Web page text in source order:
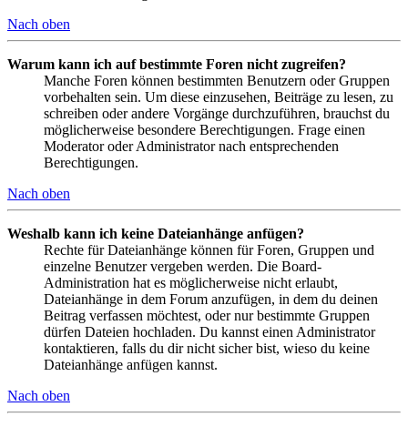
Nach oben
Warum kann ich auf bestimmte Foren nicht zugreifen?
Manche Foren können bestimmten Benutzern oder Gruppen
vorbehalten sein. Um diese einzusehen, Beiträge zu lesen, zu
schreiben oder andere Vorgänge durchzuführen, brauchst du
möglicherweise besondere Berechtigungen. Frage einen
Moderator oder Administrator nach entsprechenden
Berechtigungen.
Nach oben
Weshalb kann ich keine Dateianhänge anfügen?
Rechte für Dateianhänge können für Foren, Gruppen und
einzelne Benutzer vergeben werden. Die Board-
Administration hat es möglicherweise nicht erlaubt,
Dateianhänge in dem Forum anzufügen, in dem du deinen
Beitrag verfassen möchtest, oder nur bestimmte Gruppen
dürfen Dateien hochladen. Du kannst einen Administrator
kontaktieren, falls du dir nicht sicher bist, wieso du keine
Dateianhänge anfügen kannst.
Nach oben